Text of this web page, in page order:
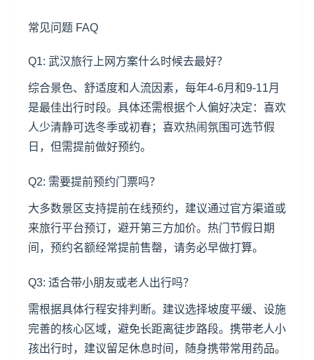
常见问题 FAQ
Q1: 武汉旅行上网方案什么时候去最好？
综合景色、舒适度和人流因素，每年4-6月和9-11月
是最佳出行时段。具体还需根据个人偏好决定：喜欢
人少清静可选冬季或初春；喜欢热闹氛围可选节假
日，但需提前做好预约。
Q2: 需要提前预约门票吗？
大多数景区支持提前在线预约，建议通过官方渠道或
来旅行平台预订，避开第三方加价。热门节假日期
间，预约名额经常提前售罄，请务必早做打算。
Q3: 适合带小朋友或老人出行吗？
需根据具体行程安排判断。建议选择坡度平缓、设施
完善的核心区域，避免长距离徒步路段。携带老人小
孩出行时，建议留足休息时间，随身携带常用药品。